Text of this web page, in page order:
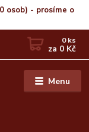
osob) - prosíme o
Menu
0ks
za 0 Kč